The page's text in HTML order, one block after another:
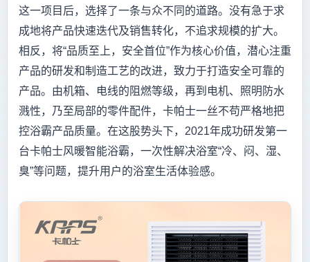
这一项目后，选择了一条与众不同的道路。没有急于求
成地将产品快速迭代及销售转化，不追求规模的扩大。
相反，将“品质至上，安全首位”作为核心价值，潜心注重
产品的研发和制造工艺的改进，致力于打造安全可靠的
产品。由机箱、电线的阻燃等级，再到电机、照明防水
溅性，乃至局部的零件配件，卡帕士一丝不苟严格地把
控浴霸产品质量。在这股势头下，2021年成功研发第一
台卡帕士风暖智能浴霸，一次性解决浴室“冷、闷、湿、
臭”等问题，提升用户的浴室生活体验感。